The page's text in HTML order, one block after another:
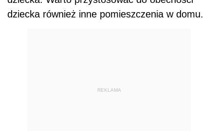
dziecka również inne pomieszczenia w domu.
REKLAMA